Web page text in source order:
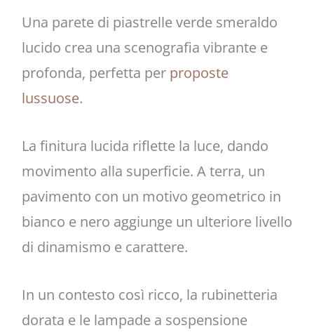
Una parete di piastrelle verde smeraldo
lucido crea una scenografia vibrante e
profonda, perfetta per proposte
lussuose.
La finitura lucida riflette la luce, dando
movimento alla superficie. A terra, un
pavimento con un motivo geometrico in
bianco e nero aggiunge un ulteriore livello
di dinamismo e carattere.
In un contesto così ricco, la rubinetteria
dorata e le lampade a sospensione